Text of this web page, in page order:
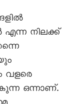
എന്ന നിലക്ക്
വളരെ
ഒന്നാണ്.